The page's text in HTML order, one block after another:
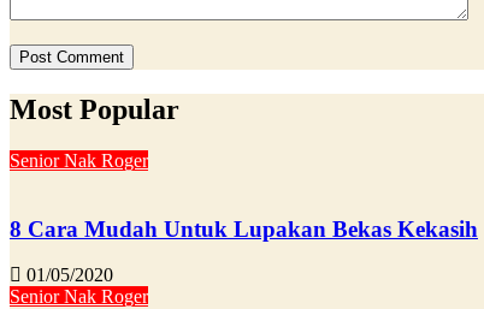
Most Popular
Senior Nak Roger
8 Cara Mudah Untuk Lupakan Bekas Kekasih
01/05/2020
Senior Nak Roger